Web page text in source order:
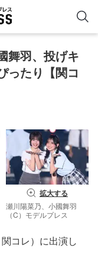
舞羽、投げキ
ったり【関コ
拡大する
瀬川陽菜乃、小國舞羽
（C）モデルプレス
コレ）に出演し